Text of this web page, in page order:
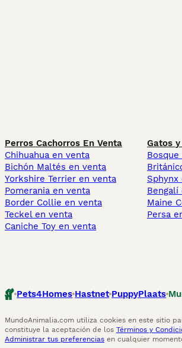
Perros Cachorros En Venta
Chihuahua en venta
Bichón Maltés en venta
Yorkshire Terrier en venta
Pomerania en venta
Border Collie en venta
Teckel en venta
Caniche Toy en venta
Gatos
Sphynx
Bengalí
Maine
Persa
Pets4Homes Hastnet PuppyPlaats
MundoAnimalia.com utiliza cookies en este sitio
constituye la aceptación de los Términos y
Administrar tus preferencias en cualquier